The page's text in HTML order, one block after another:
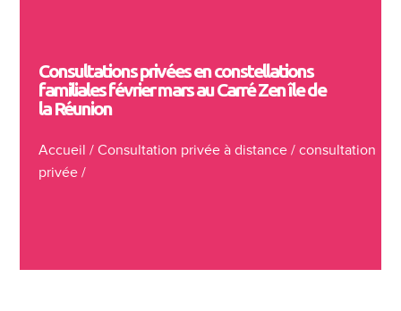
Consultations privées en constellations
familiales février mars au Carré Zen île de
la Réunion
Accueil / Consultation privée à distance/ consultation
privée/